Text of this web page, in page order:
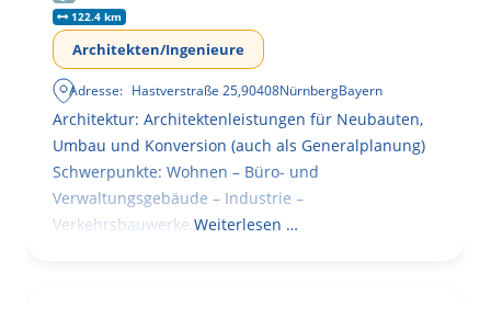
122.4 km
Architekten/Ingenieure
Adresse: Hastverstraße 25,90408NürnbergBayern
Architektur: Architektenleistungen für Neubauten,
Umbau und Konversion (auch als Generalplanung)
Schwerpunkte: Wohnen – Büro- und
Verwaltungsgebäude – Industrie –
Verkehrsbauwerke. Weiterlesen …